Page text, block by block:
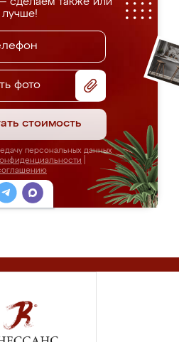
лучше!
фото
стоимость
персональных данных